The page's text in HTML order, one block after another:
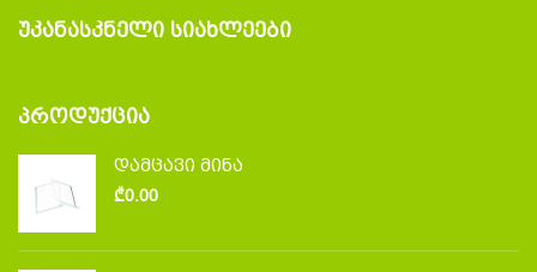
ᲣᲙᲐᲜᲐᲡᲙᲜᲔᲚᲘ ᲡᲘᲐᲮᲚᲔᲔᲑᲘ
ᲞᲠᲝᲓᲣᲥᲪᲘᲐ
დამცავი მინა
₾0.00